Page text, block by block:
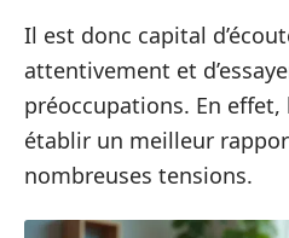
Il est donc capital
attentivement et
préoccupations. En effet,
établir un meilleur
nombreuses tensions.